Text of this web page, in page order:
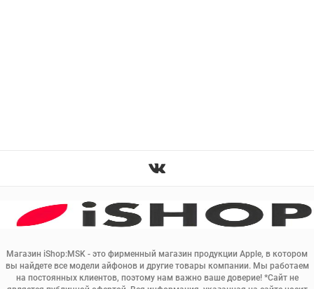
Магазин iShop:MSK - это фирменный магазин продукции Apple, в котором
вы найдете все модели айфонов и другие товары компании. Мы работаем
на постоянных клиентов, поэтому нам важно ваше доверие! *Сайт не